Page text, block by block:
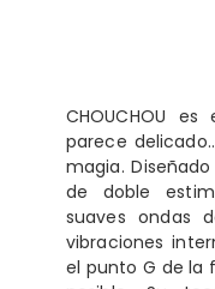
CHOUCHOU
parece
magia.
de doble
suaves ondas
vibraciones
el punto G de la